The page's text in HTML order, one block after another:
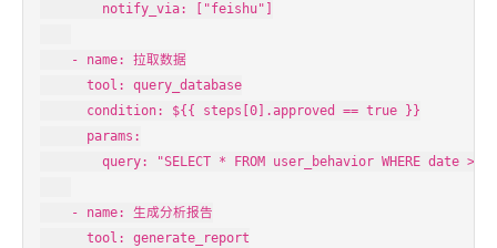
        notify_via: ["feishu"]
    - name: 拉取数据
      tool: query_database
      condition: ${{ steps[0].approved == true }}
      params:
query: "SELECT * FROM user_behavior WHERE date >
    - name: 生成分析报告
      tool: generate_report